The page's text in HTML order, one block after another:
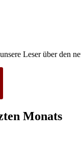
Leser über den
Monats